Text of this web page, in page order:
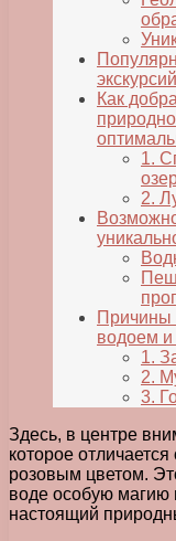
Как
1.
2.
Причины
водоем
1.
2.
3.
Здесь, в центре
которое
розовым цветом.
воде особую магию
настоящий